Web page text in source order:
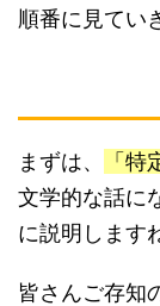
順番に見てい
まずは、 「特
文学的な話に
に説明します
皆さんご存知